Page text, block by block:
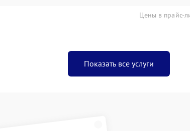
Цены в прайс-
Показать все услуги